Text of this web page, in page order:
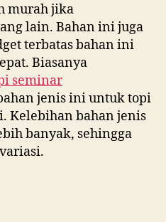
murah jika
lain. Bahan ini juga
terbatas bahan ini
Biasanya
seminar
jenis ini untuk topi
Kelebihan bahan jenis
banyak, sehingga